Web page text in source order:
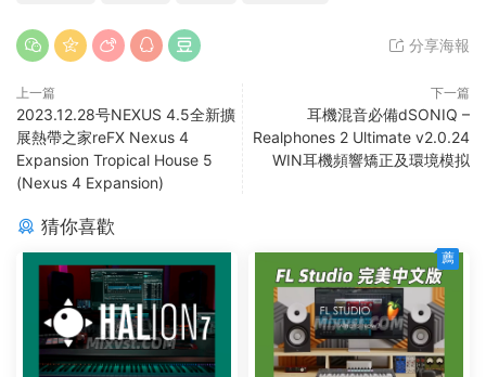
分享海報
上一篇
2023.12.28号NEXUS 4.5全新擴
展熱帶之家reFX Nexus 4
Expansion Tropical House 5
(Nexus 4 Expansion)
下一篇
耳機混音必備dSONIQ –
Realphones 2 Ultimate v2.0.24
WIN耳機頻響矯正及環境模拟
猜你喜歡
薦